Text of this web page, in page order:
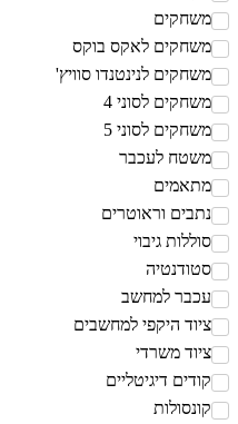
לאקס בוקס
לנינטנדו סוויץ'
לסוני 4
לסוני 5
לעכבר
וראוטרים
גיבוי
למחשב
היקפי למחשבים
משרדי
דיגיטליים